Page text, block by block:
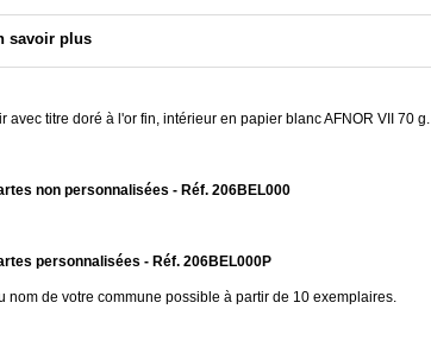
savoir plus
avec titre doré à l'or fin, intérieur en papier blanc AFNOR VII 70 g.
non personnalisées - Réf. 206BEL000
personnalisées - Réf. 206BEL000P
nom de votre commune possible à partir de 10 exemplaires.